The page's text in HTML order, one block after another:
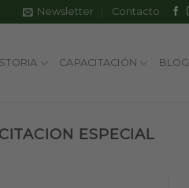
Newsletter Contacto
CAPACITACIÓN BLOG
ESPECIAL